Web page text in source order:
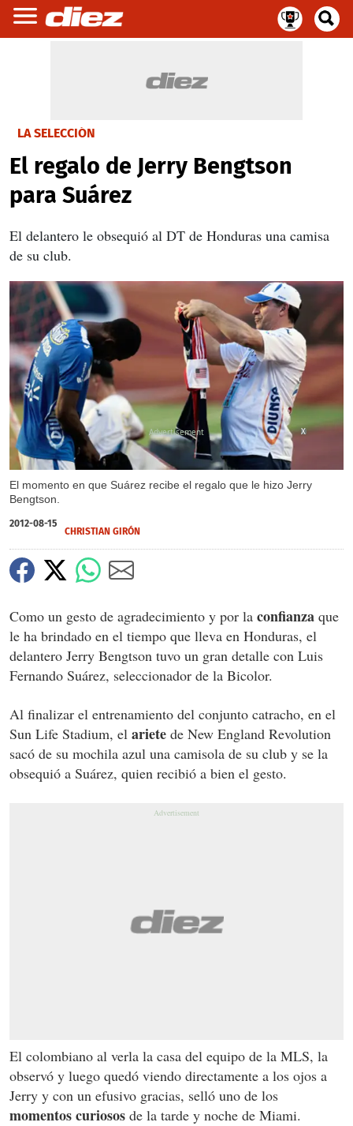
LA SELECCIÓN
El regalo de Jerry Bengtson
para Suárez
El delantero le obsequió al DT de Honduras una camisa
de su club.
El momento en que Suárez recibe el regalo que le hizo Jerry
Bengtson.
X
2012-08-15
CHRISTIAN GIRÓN
Como un gesto de agradecimiento y por la confianza que
le ha brindado en el tiempo que lleva en Honduras, el
delantero Jerry Bengtson tuvo un gran detalle con Luis
Fernando Suárez, seleccionador de la Bicolor.
Al finalizar el entrenamiento del conjunto catracho, en el
Sun Life Stadium, el ariete de New England Revolution
sacó de su mochila azul una camisola de su club y se la
obsequió a Suárez, quien recibió a bien el gesto.
El colombiano al verla la casa del equipo de la MLS, la
observó y luego quedó viendo directamente a los ojos a
Jerry y con un efusivo gracias, selló uno de los
momentos curiosos de la tarde y noche de Miami.